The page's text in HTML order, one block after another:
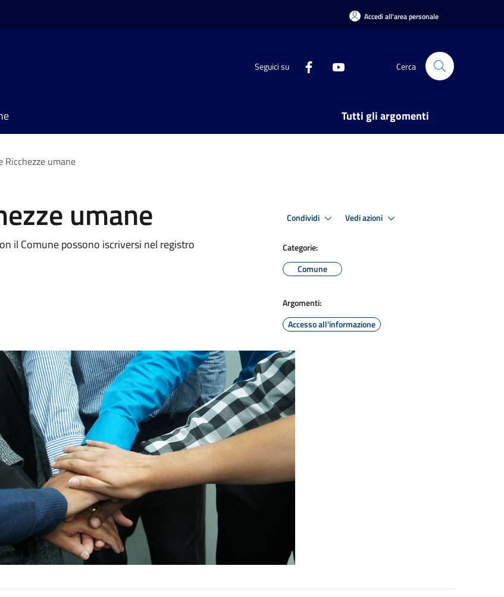
Accedi all'area personale
Seguici su Cerca
Tutti gli argomenti
Ricchezze umane
umane
il Comune possono iscriversi nel registro
Condividi Vedi azioni
Categorie:
Comune
Argomenti:
Accesso all'informazione